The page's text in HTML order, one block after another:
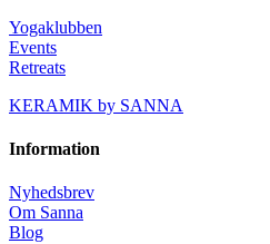
Yogaklubben
Events
Retreats
KERAMIK by SANNA
Information
Nyhedsbrev
Om Sanna
Blog